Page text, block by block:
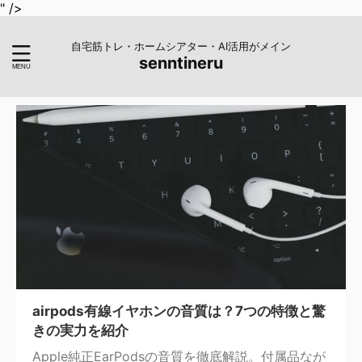
" />
自宅筋トレ・ホームシアター・AI活用がメイン
senntineru
airpods有線イヤホンの音質は？7つの特徴と驚
きの実力を紹介
Apple純正EarPodsの音質を徹底解説。付属品なが